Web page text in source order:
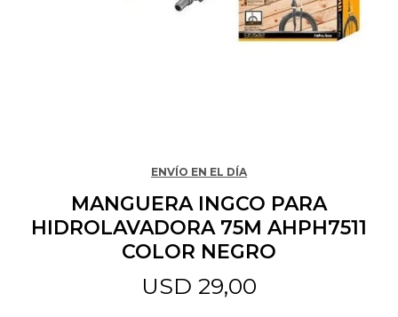
ENVÍO EN EL DÍA
MANGUERA INGCO PARA
HIDROLAVADORA 75M AHPH7511
COLOR NEGRO
USD 29,00
Mascotas